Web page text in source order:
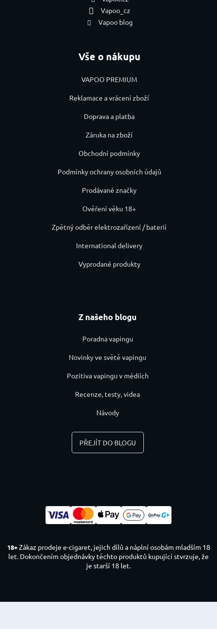
Vapoo_cz
Vapoo blog
Vše o nákupu
VAPOO PREMIUM
Reklamace a vrácení zboží
Doprava a platba
Záruka na zboží
Obchodní podmínky
Podmínky ochrany osobních údajů
Prodávané značky
Ověření věku 18+
Zpětný odběr elektrozařízení / baterií
International delivery
Vyprodané produkty
Z našeho blogu
Poradna vapingu
Novinky ve světě vapingu
Pozitiva vapingu v médiích
Recenze, testy, videa
Návody
PŘEJÍT DO BLOGU
18+Zákaz prodeje e-cigaret, jejich dílů a náplní osobám mladším 18
let. Dokončením objednávky těchto produktů kupující stvrzuje, že
je starší 18 let.